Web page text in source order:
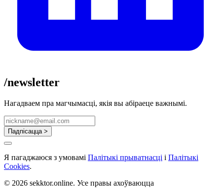
/newsletter
Нагадваем пра магчымасці, якія вы абіраеце важнымі.
Падпісацца >
Я пагаджаюся з умовамі Палітыкі прыватнасці і Палітыкі
Cookies.
© 2026 sekktor.online. Усе правы ахоўваюцца